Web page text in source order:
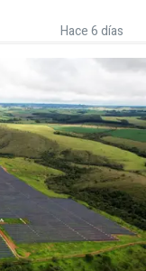
Hace 6 días